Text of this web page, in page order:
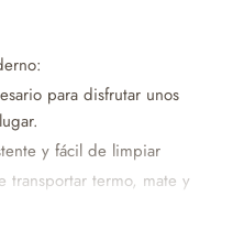
para disfrutar unos
y fácil de limpiar
transportar termo, mate y
segura.